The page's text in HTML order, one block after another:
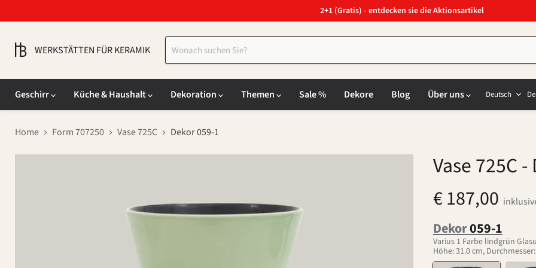
2+1 (Gratis) - entdecken sie die Aktionsartikel
WERKSTÄTTEN FÜR KERAMIK
Geschirr
Küche & Haushalt Dekoration Themen Sale % Dekore Blog Über uns Deutsch
Home Form 707250 Vase 725C Dekor 059-1
Vase 725C-
€ 187,00
Dekor059-1
Varius 1 Farbe lindgrün
Höhe: 31.0 cm,